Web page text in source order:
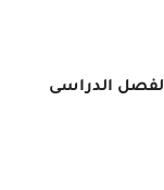
الفصل الدراسى